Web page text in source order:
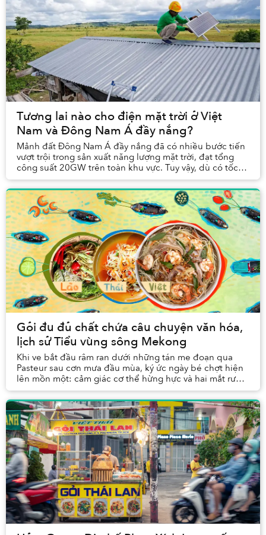
Tương lai nào cho điện mặt trời ở Việt
Nam và Đông Nam Á đầy nắng?
Mảnh đất Đông Nam Á đầy nắng đã có nhiều bước tiến
vượt trội trong sản xuất năng lượng mặt trời, đạt tổng
công suất 20GW trên toàn khu vực. Tuy vậy, dù có tốc
độ phát triển nhanh và mục tiêu đầy tham ...
Gỏi đu đủ chất chứa câu chuyện văn hóa,
lịch sử Tiểu vùng sông Mekong
Khi ve bắt đầu râm ran dưới những tán me đoạn qua
Pasteur sau cơn mưa đầu mùa, ký ức ngày bé chợt hiện
lên mồn một: cảm giác cơ thể hừng hực và hai mắt rươm
rướm cay xè. Nhưng chẳng phải là do nắng và...